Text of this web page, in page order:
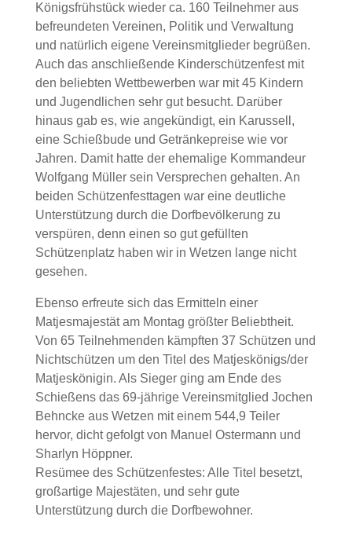
Königsfrühstück wieder ca. 160 Teilnehmer aus
befreundeten Vereinen, Politik und Verwaltung
und natürlich eigene Vereinsmitglieder begrüßen.
Auch das anschließende Kinderschützenfest mit
den beliebten Wettbewerben war mit 45 Kindern
und Jugendlichen sehr gut besucht. Darüber
hinaus gab es, wie angekündigt, ein Karussell,
eine Schießbude und Getränkepreise wie vor
Jahren. Damit hatte der ehemalige Kommandeur
Wolfgang Müller sein Versprechen gehalten. An
beiden Schützenfesttagen war eine deutliche
Unterstützung durch die Dorfbevölkerung zu
verspüren, denn einen so gut gefüllten
Schützenplatz haben wir in Wetzen lange nicht
gesehen.
Ebenso erfreute sich das Ermitteln einer
Matjesmajestät am Montag größter Beliebtheit.
Von 65 Teilnehmenden kämpften 37 Schützen und
Nichtschützen um den Titel des Matjeskönigs/der
Matjeskönigin. Als Sieger ging am Ende des
Schießens das 69-jährige Vereinsmitglied Jochen
Behncke aus Wetzen mit einem 544,9 Teiler
hervor, dicht gefolgt von Manuel Ostermann und
Sharlyn Höppner.
Resümee des Schützenfestes: Alle Titel besetzt,
großartige Majestäten, und sehr gute
Unterstützung durch die Dorfbewohner.